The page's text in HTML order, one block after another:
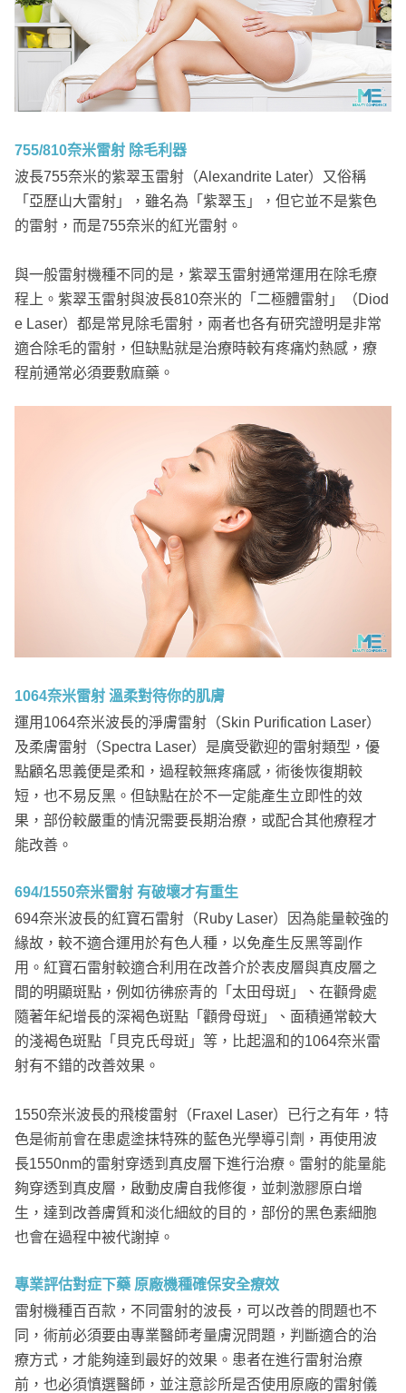
755/810奈米雷射 除毛利器
波長755奈米的紫翠玉雷射（Alexandrite Later）又俗稱
「亞歷山大雷射」，雖名為「紫翠玉」，但它並不是紫色
的雷射，而是755奈米的紅光雷射。
與一般雷射機種不同的是，紫翠玉雷射通常運用在除毛療
程上。紫翠玉雷射與波長810奈米的「二極體雷射」（Diod
e Laser）都是常見除毛雷射，兩者也各有研究證明是非常
適合除毛的雷射，但缺點就是治療時較有疼痛灼熱感，療
程前通常必須要敷麻藥。
1064奈米雷射 溫柔對待你的肌膚
運用1064奈米波長的淨膚雷射（Skin Purification Laser）
及柔膚雷射（Spectra Laser）是廣受歡迎的雷射類型，優
點顧名思義便是柔和，過程較無疼痛感，術後恢復期較
短，也不易反黑。但缺點在於不一定能產生立即性的效
果，部份較嚴重的情況需要長期治療，或配合其他療程才
能改善。
694/1550奈米雷射 有破壞才有重生
694奈米波長的紅寶石雷射（Ruby Laser）因為能量較強的
緣故，較不適合運用於有色人種，以免產生反黑等副作
用。紅寶石雷射較適合利用在改善介於表皮層與真皮層之
間的明顯斑點，例如彷彿瘀青的「太田母斑」、在顴骨處
隨著年紀增長的深褐色斑點「顴骨母斑」、面積通常較大
的淺褐色斑點「貝克氏母斑」等，比起溫和的1064奈米雷
射有不錯的改善效果。
1550奈米波長的飛梭雷射（Fraxel Laser）已行之有年，特
色是術前會在患處塗抹特殊的藍色光學導引劑，再使用波
長1550nm的雷射穿透到真皮層下進行治療。雷射的能量能
夠穿透到真皮層，啟動皮膚自我修復，並刺激膠原白增
生，達到改善膚質和淡化細紋的目的，部份的黑色素細胞
也會在過程中被代謝掉。
專業評估對症下藥 原廠機種確保安全療效
雷射機種百百款，不同雷射的波長，可以改善的問題也不
同，術前必須要由專業醫師考量膚況問題，判斷適合的治
療方式，才能夠達到最好的效果。患者在進行雷射治療
前，也必須慎選醫師，並注意診所是否使用原廠的雷射儀